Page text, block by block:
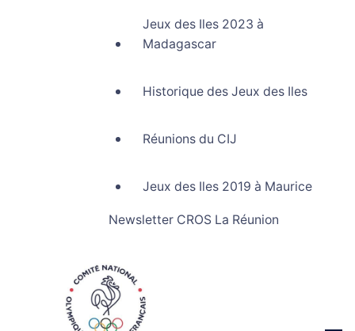
Jeux des Iles 2023 à
Madagascar
Historique des Jeux des Iles
Réunions du CIJ
Jeux des Iles 2019 à Maurice
Newsletter CROS La Réunion